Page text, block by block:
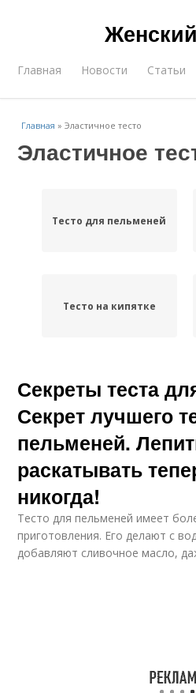
Главная Новости Статьи
Главная »Эластичное тесто
Эластичное
Тесто для пельменей
Тесто на кипятке
Тесто на кефире
Тесто для мантов
Тесто для домашних
Секреты теста
Секрет лучшего
пельменей.
раскатывать
никогда!
Тесто для пельменей имеет
приготовления. Его делают с
добавляют сливочное масло,